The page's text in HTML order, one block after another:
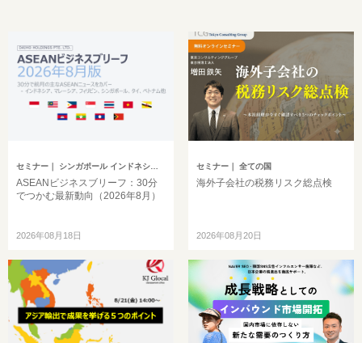
セミナー ｜ シンガポール インドネシア ベトナム タイ フィリピン マレーシア ミャンマー カンボジア その他アジア
ASEANビジネスブリーフ：30分
でつかむ最新動向（2026年8月）
2026年08月18日
セミナー｜ 全ての国
海外子会社の税務リスク総点検
2026年08月20日